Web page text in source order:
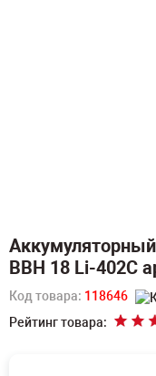
BBH 18 Li-402C
Код товара: 118646
Рейтинг товара: